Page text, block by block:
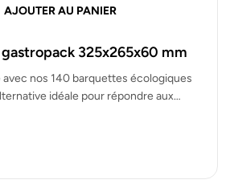
AJOUTER AU PANIER
325x265x60 mm
avec nos 140 barquettes écologiques
idéale pour répondre aux